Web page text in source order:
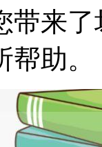
带来
助。